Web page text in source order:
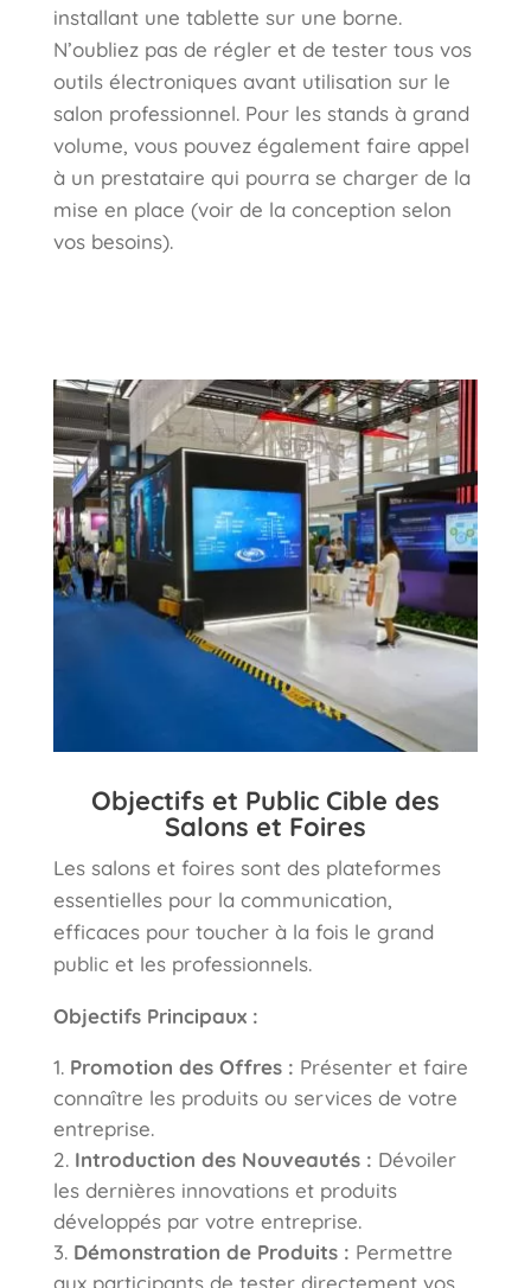
installant une tablette sur une borne.
N’oubliez pas de régler et de tester tous vos
outils électroniques avant utilisation sur le
salon professionnel. Pour les stands à grand
volume, vous pouvez également faire appel
à un prestataire qui pourra se charger de la
mise en place (voir de la conception selon
vos besoins).
Objectifs et Public Cible des
Salons et Foires
Les salons et foires sont des plateformes
essentielles pour la communication,
efficaces pour toucher à la fois le grand
public et les professionnels.
Objectifs Principaux :
Promotion des Offres : Présenter et faire
connaître les produits ou services de votre
entreprise.
Introduction des Nouveautés : Dévoiler
les dernières innovations et produits
développés par votre entreprise.
Démonstration de Produits : Permettre
aux participants de tester directement vos